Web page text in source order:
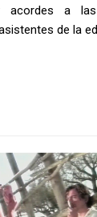
acordes a
de la